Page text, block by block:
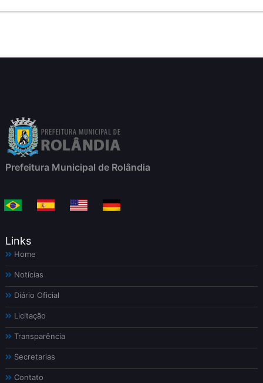
Prefeitura Municipal de Rolândia
Links
Home
Notícias
Diário Oficial
Licitação
Transparência
Secretarias
Contato